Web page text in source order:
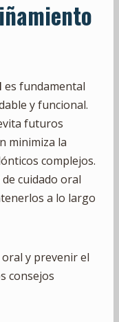
es fundamental
y funcional.
futuros
minimiza la
complejos.
cuidado oral
a lo largo
y prevenir el
consejos